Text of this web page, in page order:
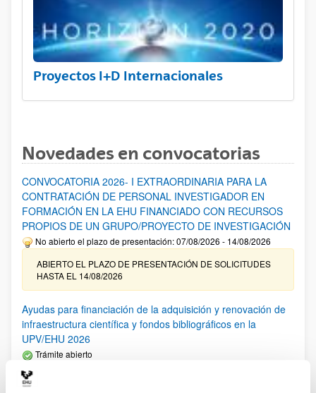
Proyectos I+D Internacionales
Novedades en convocatorias
CONVOCATORIA 2026- I EXTRAORDINARIA PARA LA
CONTRATACIÓN DE PERSONAL INVESTIGADOR EN
FORMACIÓN EN LA EHU FINANCIADO CON RECURSOS
PROPIOS DE UN GRUPO/PROYECTO DE INVESTIGACIÓN
No abierto el plazo de presentación: 07/08/2026 - 14/08/2026
ABIERTO EL PLAZO DE PRESENTACIÓN DE SOLICITUDES
HASTA EL 14/08/2026
Ayudas para financiación de la adquisición y renovación de
infraestructura científica y fondos bibliográficos en la
UPV/EHU 2026
Trámite abierto